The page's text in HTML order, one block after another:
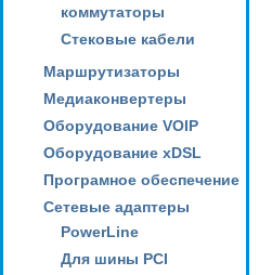
коммутаторы
Стековые кабели
Маршрутизаторы
Медиаконвертеры
Оборудование VOIP
Оборудование xDSL
Програмное обеспечение
Сетевые адаптеры
PowerLine
Для шины PCI